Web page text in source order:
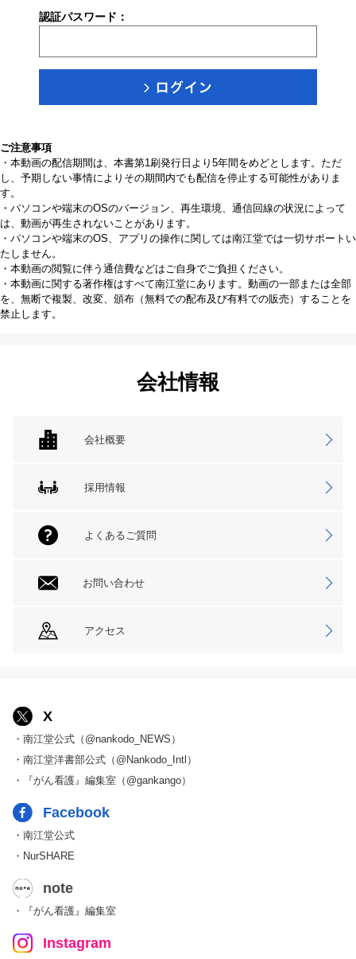
認証パスワード：
ご注意事項
・本動画の配信期間は、本書第1刷発行日より5年間をめどとします。ただ
し、予期しない事情によりその期間内でも配信を停止する可能性がありま
す。
・パソコンや端末のOSのバージョン、再生環境、通信回線の状況によって
は、動画が再生されないことがあります。
・パソコンや端末のOS、アプリの操作に関しては南江堂では一切サポートい
たしません。
・本動画の閲覧に伴う通信費などはご自身でご負担ください。
・本動画に関する著作権はすべて南江堂にあります。動画の一部または全部
を、無断で複製、改変、頒布（無料での配布及び有料での販売）することを
禁止します。
会社情報
会社概要
採用情報
よくあるご質問
お問い合わせ
アクセス
X
・南江堂公式（@nankodo_NEWS）
・南江堂洋書部公式（@Nankodo_Intl）
・『がん看護』編集室（@gankango）
Facebook
・南江堂公式
・NurSHARE
note
・『がん看護』編集室
Instagram